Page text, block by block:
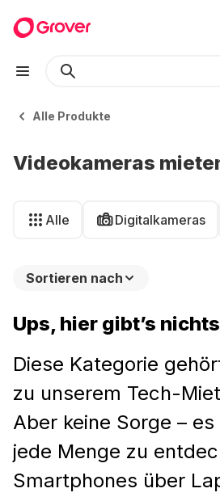
Alle Produkte
Videokameras
Alle Digitalkameras
Sortieren nach
Ups, hier gibt’s
Diese Kategorie
zu unserem Tech-
Aber keine Sorge –
jede Menge zu
Smartphones über